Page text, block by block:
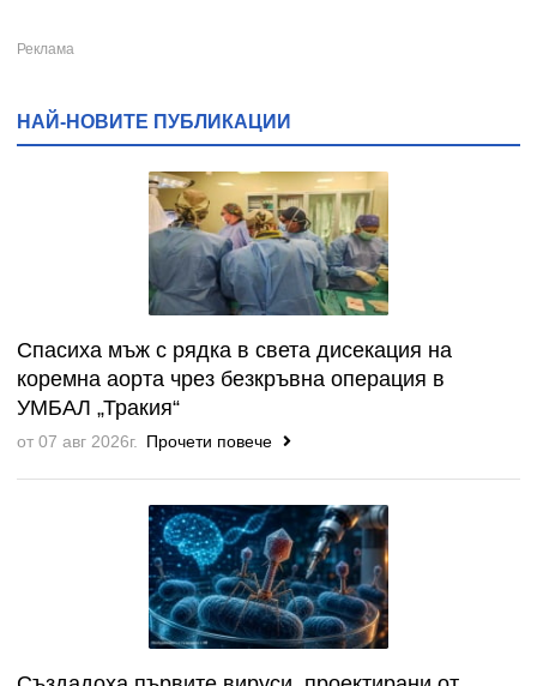
НАЙ-НОВИТЕ ПУБЛИКАЦИИ
Спасиха мъж с рядка в света дисекация на
коремна аорта чрез безкръвна операция в
УМБАЛ „Тракия“
от 07 авг 2026г. Прочети повече